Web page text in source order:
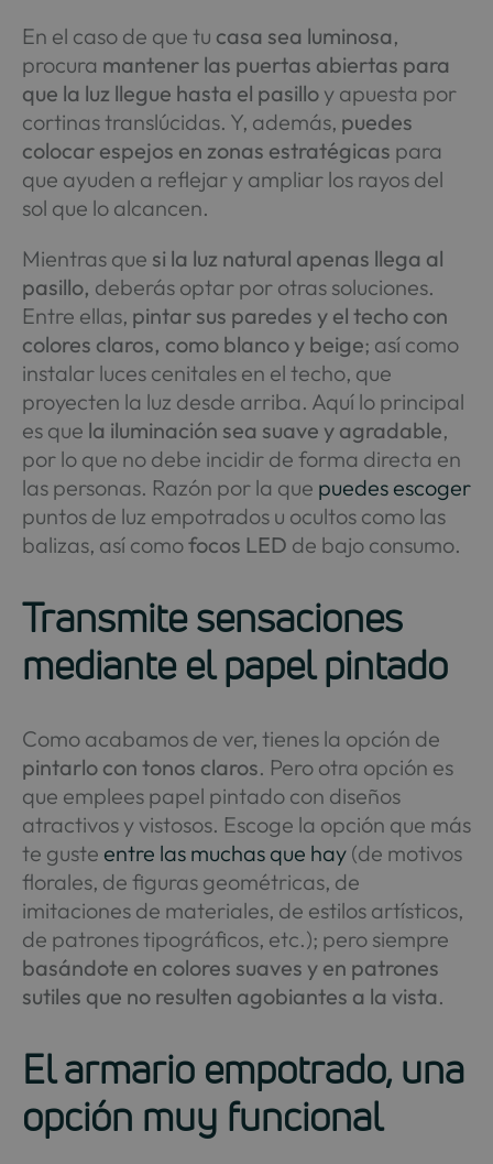
En el caso de que tu casa sea luminosa,
procura mantener las puertas abiertas para
que la luz llegue hasta el pasillo y apuesta por
cortinas translúcidas. Y, además, puedes
colocar espejos en zonas estratégicas para
que ayuden a reflejar y ampliar los rayos del
sol que lo alcancen.
Mientras que si la luz natural apenas llega al
pasillo, deberás optar por otras soluciones.
Entre ellas, pintar sus paredes y el techo con
colores claros, como blanco y beige; así como
instalar luces cenitales en el techo, que
proyecten la luz desde arriba. Aquí lo principal
es que la iluminación sea suave y agradable,
por lo que no debe incidir de forma directa en
las personas. Razón por la que puedes escoger
puntos de luz empotrados u ocultos como las
balizas, así comofocos LED de bajo consumo.
Transmite sensaciones
mediante el papel pintado
Como acabamos de ver, tienes la opción de
pintarlo con tonos claros. Pero otra opción es
que emplees papel pintado con diseños
atractivos y vistosos. Escoge la opción que más
te guste entre las muchas que hay(de motivos
florales, de figuras geométricas, de
imitaciones de materiales, de estilos artísticos,
de patrones tipográficos, etc.); pero siempre
basándote en colores suaves y en patrones
sutiles que no resulten agobiantes a la vista.
El armario empotrado, una
opción muy funcional